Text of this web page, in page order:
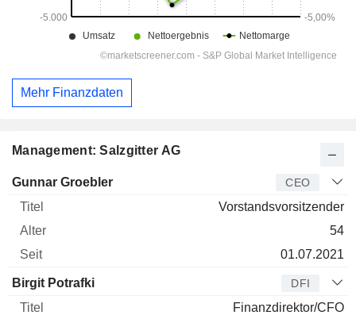
Management: Salzgitter AG
Manager Titel Alter
Gunnar Groebler CEO
Vorstandsvorsitzender
54
01.07.2021
Birgit Potrafki DFI
Finanzdirektor/CFO
Mehr Finanzdaten